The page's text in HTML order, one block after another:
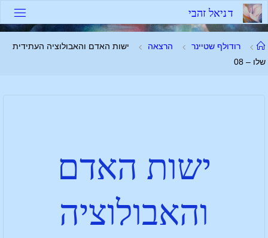
דניאל זהבי
רודולף שטיינר הרצאה
ישות האדם והאבולוציה העתידית
שלו – 08
ישות האדם
והאבולוציה